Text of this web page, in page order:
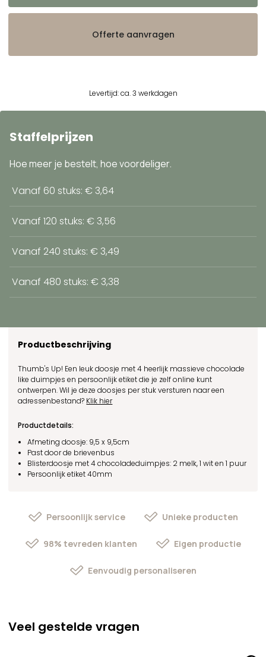
Offerte aanvragen
Levertijd: ca. 3 werkdagen
Staffelprijzen
Hoe meer je bestelt, hoe voordeliger.
Vanaf 60 stuks: € 3,64
Vanaf 120 stuks: € 3,56
Vanaf 240 stuks: € 3,49
Vanaf 480 stuks: € 3,38
Productbeschrijving
Thumb's Up! Een leuk doosje met 4 heerlijk massieve chocolade
like duimpjes en persoonlijk etiket die je zelf online kunt
ontwerpen.Wil je deze doosjes per stuk versturen naar een
adressenbestand? Klik hier
Productdetails:
Afmeting doosje: 9,5 x 9,5cm
Past door de brievenbus
Blisterdoosje met 4 chocoladeduimpjes: 2 melk, 1 wit en 1 puur
Persoonlijk etiket 40mm
Persoonlijk service Unieke producten
98% tevreden klanten Eigen productie
Eenvoudig personaliseren
Veel gestelde vragen